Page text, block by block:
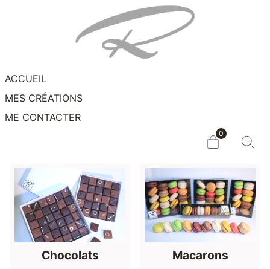
ACCUEIL
MES CRÉATIONS
ME CONTACTER
0
Chocolats Macarons